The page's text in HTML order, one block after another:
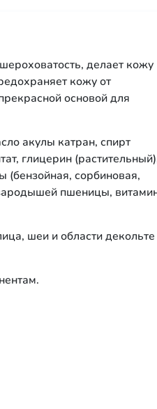
делает кожу
кожу от
основой для
акулы катран, спирт
глицерин
(бензойная, сорбиновая,
пшеницы,
шеи и области декольте